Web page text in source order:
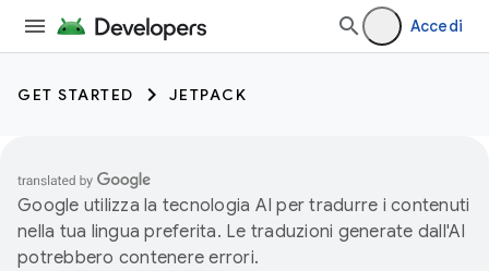
Accedi
GET STARTED JETPACK
Google utilizza la tecnologia AI per tradurre i contenuti
nella tua lingua preferita. Le traduzioni generate dall'AI
potrebbero contenere errori.